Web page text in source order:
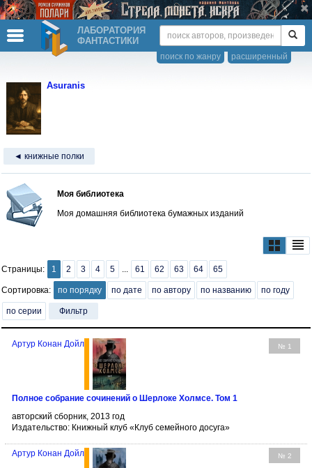
ЛАБОРАТОРИЯ
ФАНТАСТИКИ
расширенный
поиск по жанру
Asuranis
◄ книжные полки
Моя библиотека
Моя домашняя библиотека бумажных изданий
Страницы: 1 2 3 4 5 ... 61 62 63 64 65
Сортировка: по порядку по дате по автору по названию по году
по серии Фильтр
№ 1
Артур Конан Дойл
Полное собрание сочинений о Шерлоке Холмсе. Том 1
авторский сборник, 2013 год
Издательство: Книжный клуб «Клуб семейного досуга»
№ 2
Артур Конан Дойл